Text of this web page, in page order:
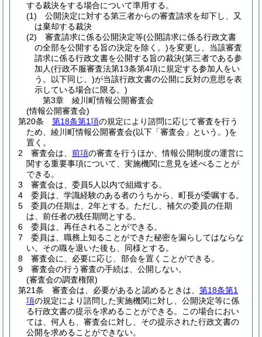
する裁決をする場合について準用する。
(1)
公開決定に対する第三者からの審査請求を却下し、又
は棄却する裁決
(2)
審査請求に係る公開決定等(公開請求に係る行政文書
の全部を公開する旨の決定を除く。)を変更し、当該審査
請求に係る行政文書を公開する旨の裁決(第三者である参
加人(行政不服審査法第13条第4項に規定する参加人をい
う。以下同じ。)が当該行政文書の公開に反対の意思を表
示している場合に限る。)
第3章
綾川町情報公開審査会
(情報公開審査会)
第20条
第18条第1項の規定により諮問に応じて審査を行う
ため、綾川町情報公開審査会(以下「審査会」という。)を
置く。
2
審査会は、 前項の審査を行うほか、情報公開制度の運営に
関する重要事項について、実施機関に意見を述べることが
できる。
3
審査会は、委員5人以内で組織する。
4
委員は、学識経験のある者のうちから、町長が委嘱する。
5
委員の任期は、2年とする。 ただし、補欠の委員の任期
は、前任者の残任期間とする。
6
委員は、再任されることができる。
7
委員は、職務上知ることができた秘密を漏らしてはならな
い。 その職を退いた後も、同様とする。
8
審査会に、必要に応じ、部会を置くことができる。
9
審査会の行う審査の手続は、公開しない。
(審査会の調査権限)
第21条
審査会は、必要があると認めるときは、 第18条第1
項の規定により諮問した実施機関に対し、公開決定等に係
る行政文書の提示を求めることができる。
この場合におい
ては、何人も、審査会に対し、その提示された行政文書の
公開を求めることができない。